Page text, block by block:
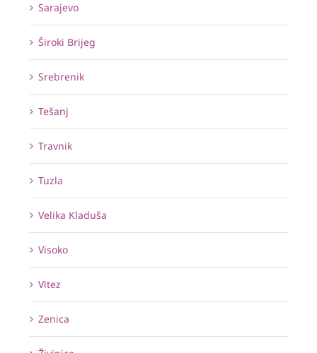
Sarajevo
Široki Brijeg
Srebrenik
Tešanj
Travnik
Tuzla
Velika Kladuša
Visoko
Vitez
Zenica